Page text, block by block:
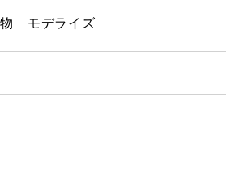
モデライズ